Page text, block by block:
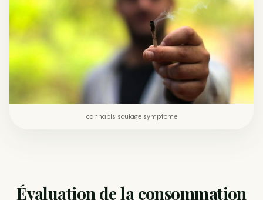
cannabis soulage symptome
Évaluation de la consommation